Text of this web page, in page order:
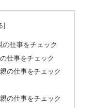
仕事をチェック
仕事をチェック
の仕事をチェック
の仕事をチェック